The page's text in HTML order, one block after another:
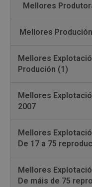
Mellores
Mellores
Mellores
Produción (1)
Mellores
2007
Mellores
De 17 a 75
Mellores
De máis de 75